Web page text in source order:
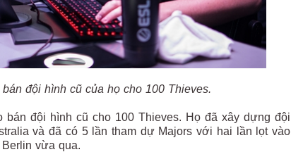
đội hình cũ của họ cho 100 Thieves.
đội hình cũ cho 100 Thieves. Họ đã xây dựng đội
và đã có 5 lần tham dự Majors với hai lần lọt vào
vừa qua.